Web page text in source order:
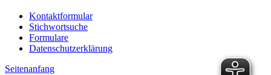
Kontaktformular
Stichwortsuche
Formulare
Datenschutzerklärung
Seitenanfang